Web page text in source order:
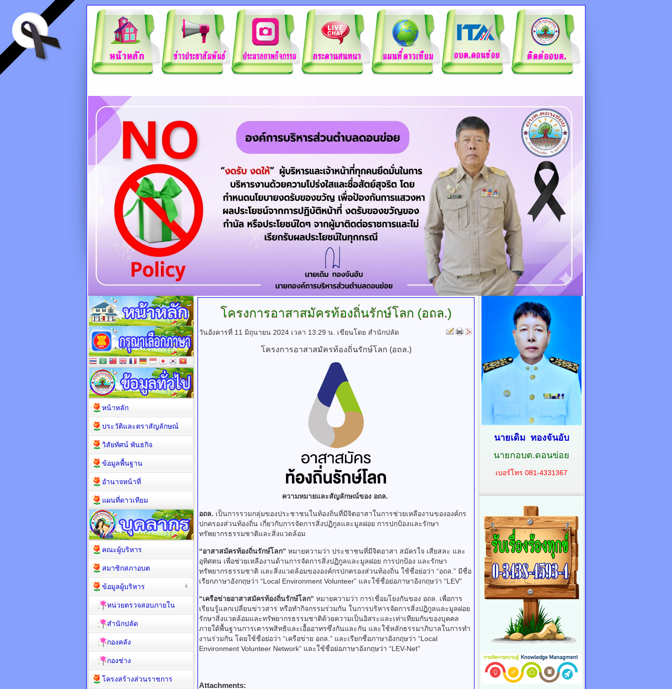
โครงการอาสาสมัครท้องถิ่นรักษ์โลก (อถล.)
วันอังคารที่ 11 มิถุนายน 2024 เวลา 13:29 น. เขียนโดย สำนักปลัด
โครงการอาสาสมัครท้องถิ่นรักษ์โลก (อถล.)
ความหมายและสัญลักษณ์ของ อถล.
อถล. เป็นการรวมกลุ่มของประชาชนในท้องถิ่นที่มีจิตอาสาในการช่วยเหลืองานขององค์กร
ปกครองส่วนท้องถิ่น เกี่ยวกับการจัดการสิ่งปฏิกูลและมูลฝอย การปกป้องและรักษา
ทรัพยากรธรรมชาติและสิ่งแวดล้อม
“อาสาสมัครท้องถิ่นรักษ์โลก” หมายความว่า ประชาชนที่มีจิตอาสา สมัครใจ เสียสละ และ
อุทิศตน เพื่อช่วยเหลืองานด้านการจัดการสิ่งปฏิกูลและมูลฝอย การปกป้อง และรักษา
ทรัพยากรธรรมชาติ และสิ่งแวดล้อมขององค์กรปกครองส่วนท้องถิ่น ใช้ชื่อย่อว่า “อถล.” มีชื่อ
เรียกภาษาอังกฤษว่า “Local Environment Volunteer” และใช้ชื่อย่อภาษาอังกฤษว่า “LEV”
“เครือข่ายอาสาสมัครท้องถิ่นรักษ์โลก” หมายความว่า การเชื่อมโยงกันของ อถล. เพื่อการ
เรียนรู้แลกเปลี่ยนข่าวสาร หรือทํากิจกรรมร่วมกัน ในการบริหารจัดการสิ่งปฏิกูลและมูลฝอย
รักษาสิ่งแวดล้อมและทรัพยากรธรรมชาติด้วยความเป็นอิสระและเท่าเทียมกันของบุคคล
ภายใต้พื้นฐานการเคารพสิทธิและเอื้ออาทรซึ่งกันและกัน และใช้หลักธรรมาภิบาลในการทํา
งานร่วมกัน โดยใช้ชื่อย่อว่า “เครือข่าย อถล.” และเรียกชื่อภาษาอังกฤษว่า “Local
Environment Volunteer Network” และใช้ชื่อย่อภาษาอังกฤษว่า “LEV-Net"
Attachments:
หน้าหลัก
ประวัติและตราสัญลักษณ์
วิสัยทัศน์ พันธกิจ
ข้อมูลพื้นฐาน
อำนาจหน้าที่
แผนที่ดาวเทียม
คณะผู้บริหาร
สมาชิกสภาอบต
ข้อมูลผู้บริหาร
หน่วยตรวจสอบภายใน
สำนักปลัด
กองคลัง
กองช่าง
โครงสร้างส่วนราชการ
นายเดิม ทองจันอับ
นายกอบต.ดอนข่อย
เบอร์โทร 081-4331367